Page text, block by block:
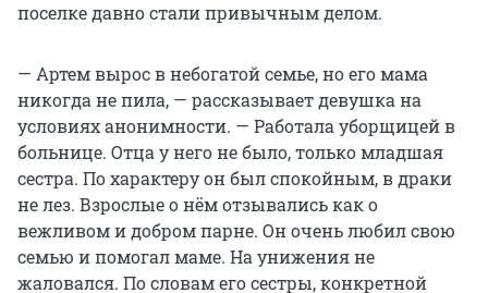
поселке давно стали привычным делом.
— Артем вырос в небогатой семье, но его мама
никогда не пила, — рассказывает девушка на
условиях анонимности. — Работала уборщицей в
больнице. Отца у него не было, только младшая
сестра. По характеру он был спокойным, в драки
не лез. Взрослые о нём отзывались как о
вежливом и добром парне. Он очень любил свою
семью и помогал маме. На унижения не
жаловался. По словам его сестры, конкретной